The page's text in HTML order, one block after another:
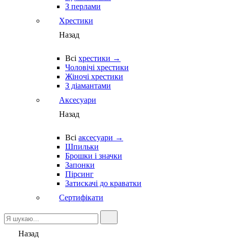
З перлами
Хрестики
Назад
Всі хрестики →
Чоловічі хрестики
Жіночі хрестики
З діамантами
Аксесуари
Назад
Всі аксесуари →
Шпильки
Брошки і значки
Запонки
Пірсинг
Затискачі до краватки
Сертифікати
Назад